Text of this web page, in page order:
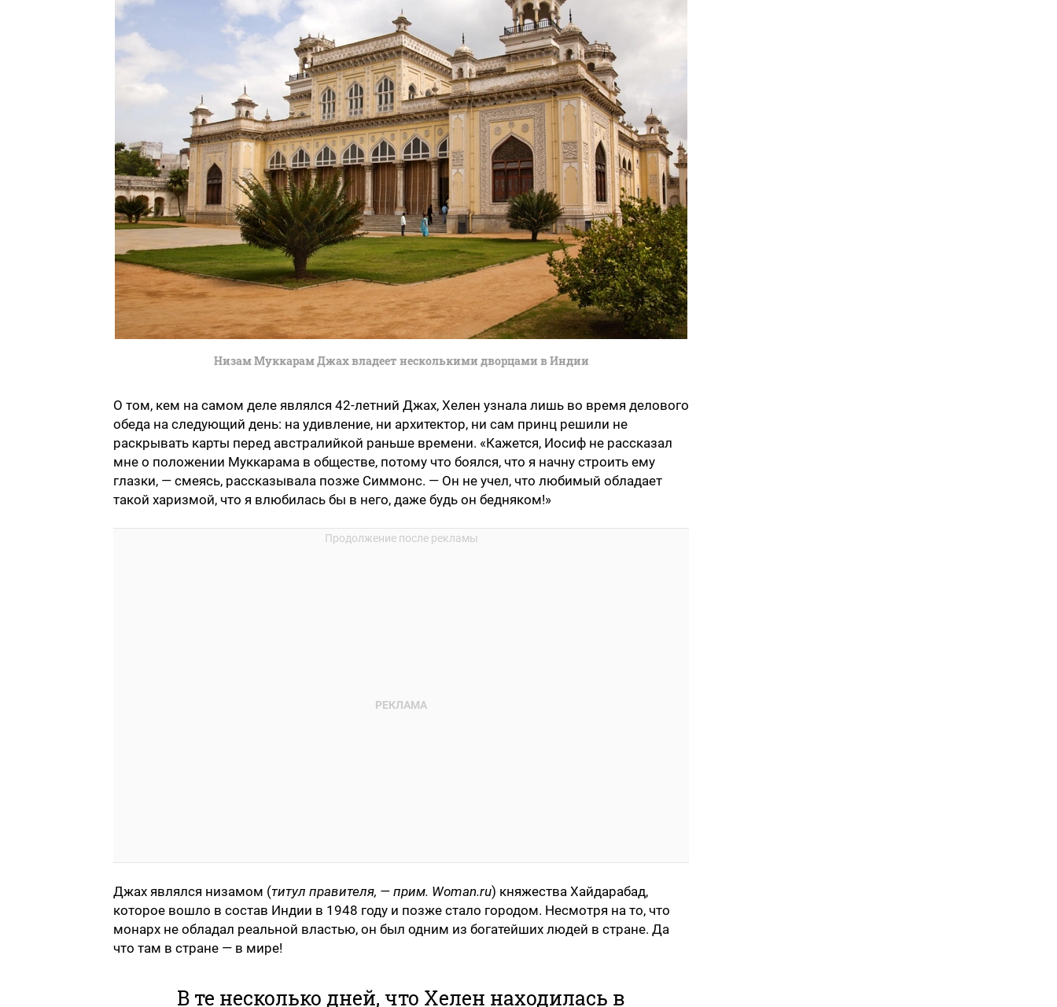
Низам Муккарам Джах владеет несколькими дворцами в Индии
О том, кем на самом деле являлся 42-летний Джах, Хелен узнала лишь во время делового
обеда на следующий день: на удивление, ни архитектор, ни сам принц решили не
раскрывать карты перед австралийкой раньше времени. «Кажется, Иосиф не рассказал
мне о положении Муккарама в обществе, потому что боялся, что я начну строить ему
глазки, — смеясь, рассказывала позже Симмонс. — Он не учел, что любимый обладает
такой харизмой, что я влюбилась бы в него, даже будь он бедняком!»
Джах являлся низамом (титул правителя, — прим. Woman.ru) княжества Хайдарабад,
которое вошло в состав Индии в 1948 году и позже стало городом. Несмотря на то, что
монарх не обладал реальной властью, он был одним из богатейших людей в стране. Да
что там в стране — в мире!
В те несколько дней, что Хелен находилась в